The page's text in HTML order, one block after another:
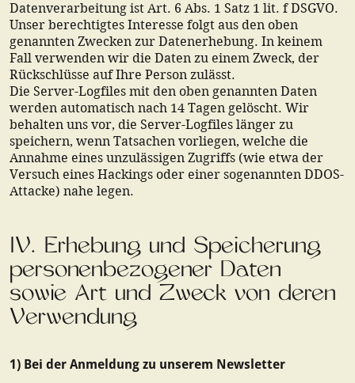
Datenverarbeitung ist Art. 6 Abs. 1 Satz 1 lit. f DSGVO.
Unser berechtigtes Interesse folgt aus den oben
genannten Zwecken zur Datenerhebung. In keinem
Fall verwenden wir die Daten zu einem Zweck, der
Rückschlüsse auf Ihre Person zulässt.
Die Server-Logfiles mit den oben genannten Daten
werden automatisch nach 14 Tagen gelöscht. Wir
behalten uns vor, die Server-Logfiles länger zu
speichern, wenn Tatsachen vorliegen, welche die
Annahme eines unzulässigen Zugriffs (wie etwa der
Versuch eines Hackings oder einer sogenannten DDOS-
Attacke) nahe legen.
IV. Erhebung und Speicherung
personenbezogener Daten
sowie Art und Zweck von deren
Verwendung
1) Bei der Anmeldung zu unserem Newsletter